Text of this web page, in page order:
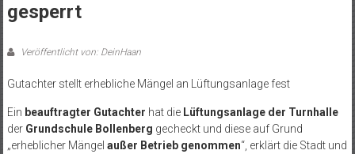
gesperrt
Veröffentlicht von: DeinHaan
Gutachter stellt erhebliche Mängel an Lüftungsanlage fest
Ein beauftragter Gutachter hat die Lüftungsanlage der Turnhalle
der Grundschule Bollenberg gecheckt und diese auf Grund
„erheblicher Mängel außer Betrieb genommen“, erklärt die Stadt und